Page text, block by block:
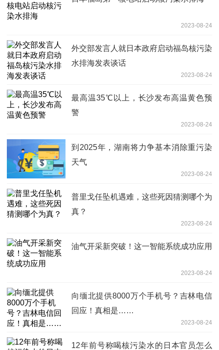
2023-08-24
外交部发言人就日本政府启动福岛核污染
水排海发表谈话
2023-08-24
最高温35℃以上，长沙发布高温黄色预
警
2023-08-24
到2025年，湖南将力争基本消除重污染
天气
2023-08-24
普里戈任坠机遇难，这些死因猜测哪个为
真？
2023-08-24
油气开采新突破！这一智能系统成功应用
2023-08-24
向缅北提供8000万个手机号？吉林电信
回应！真相是……
2023-08-24
12年前号称喝核污染水的日本官员怎么